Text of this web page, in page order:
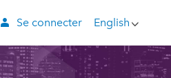
English
Se connecter